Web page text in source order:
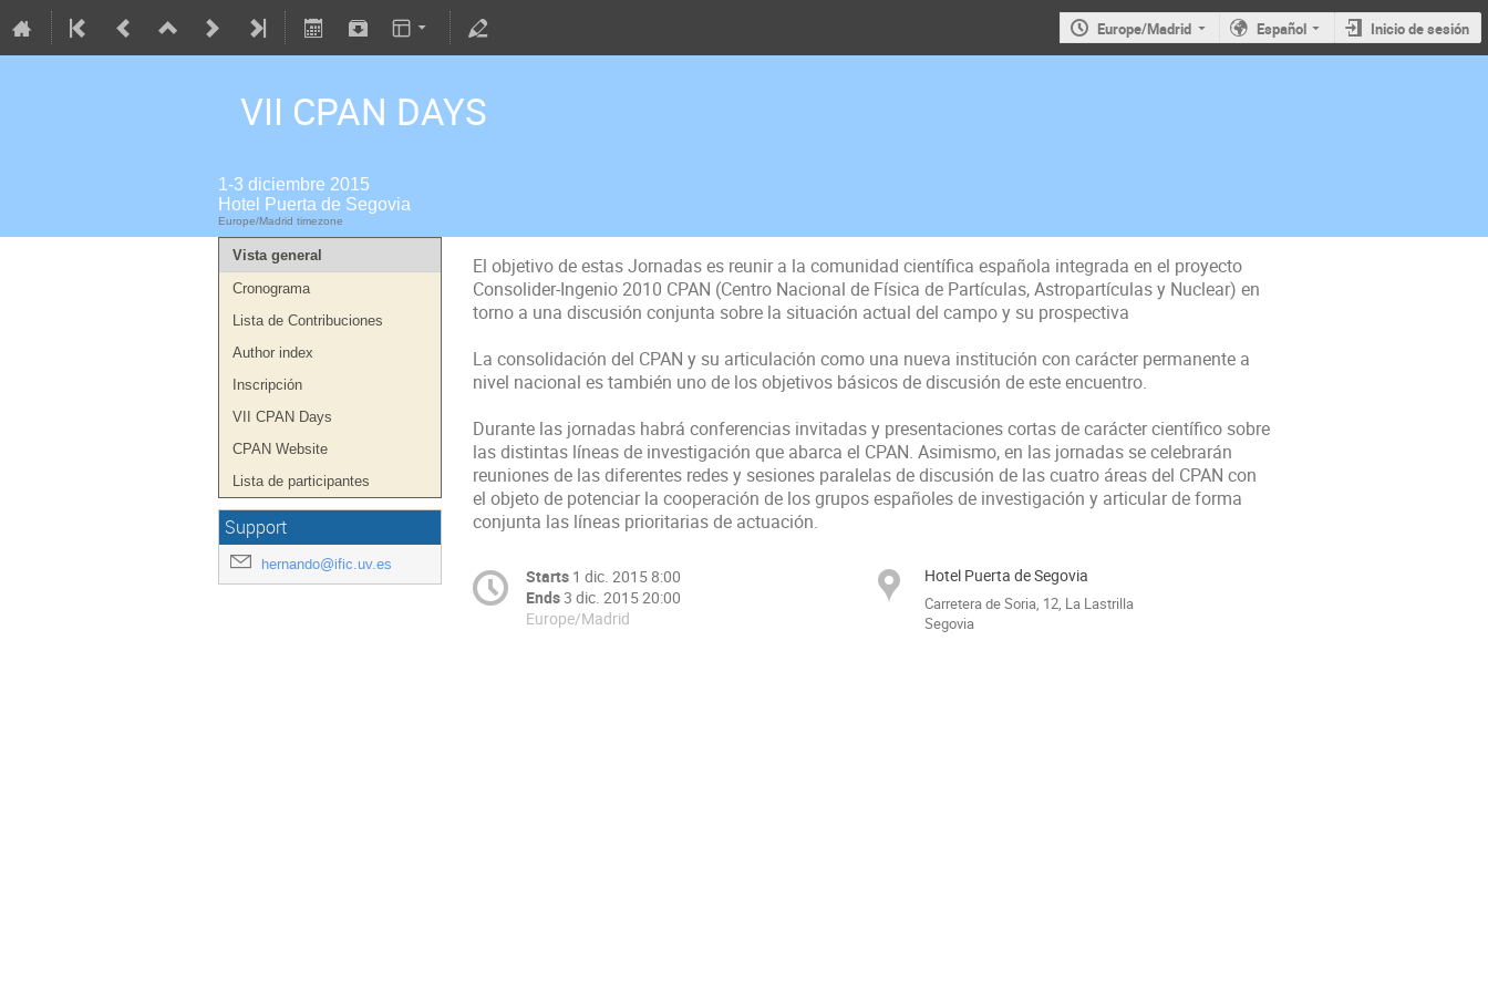
Europe/Madrid Español Inicio de sesión
VII CPAN DAYS
1-3 diciembre 2015
Hotel Puerta de Segovia
Europe/Madrid timezone
Vista general
Cronograma
Lista de Contribuciones
Author index
Inscripción
VII CPAN Days
CPAN Website
Lista de participantes
Support
hernando@ific.uv.es
El objetivo de estas Jornadas es reunir a la comunidad científica española integrada en el proyecto
Consolider-Ingenio 2010 CPAN (Centro Nacional de Física de Partículas, Astropartículas y Nuclear) en
torno a una discusión conjunta sobre la situación actual del campo y su prospectiva
La consolidación del CPAN y su articulación como una nueva institución con carácter permanente a
nivel nacional es también uno de los objetivos básicos de discusión de este encuentro.
Durante las jornadas habrá conferencias invitadas y presentaciones cortas de carácter científico sobre
las distintas líneas de investigación que abarca el CPAN. Asimismo, en las jornadas se celebrarán
reuniones de las diferentes redes y sesiones paralelas de discusión de las cuatro áreas del CPAN con
el objeto de potenciar la cooperación de los grupos españoles de investigación y articular de forma
conjunta las líneas prioritarias de actuación.
Starts 1 dic. 2015 8:00
Ends3 dic. 2015 20:00
Europe/Madrid
Hotel Puerta de Segovia
Carretera de Soria, 12, La Lastrilla‎
Segovia